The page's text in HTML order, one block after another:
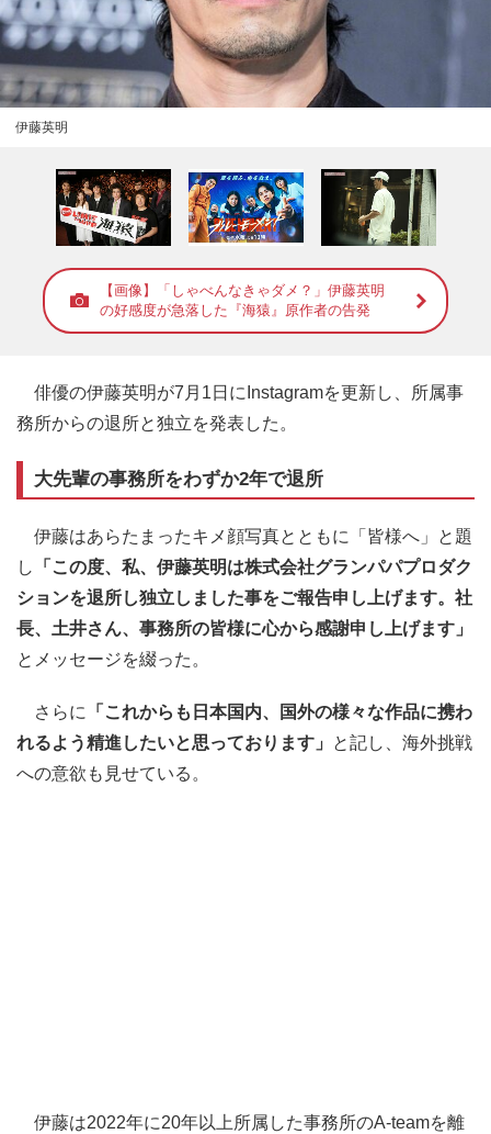
伊藤英明
【画像】「しゃべんなきゃダメ？」伊藤英明
の好感度が急落した『海猿』原作者の告発
俳優の伊藤英明が7月1日にInstagramを更新し、所属事
務所からの退所と独立を発表した。
大先輩の事務所をわずか2年で退所
伊藤はあらたまったキメ顔写真とともに「皆様へ」と題
し
「この度、私、伊藤英明は株式会社グランパパプロダク
ションを退所し独立しました事をご報告申し上げます。社
長、土井さん、事務所の皆様に心から感謝申し上げます」
とメッセージを綴った。
さらに 「これからも日本国内、国外の様々な作品に携わ
れるよう精進したいと思っております」
と記し、海外挑戦
への意欲も見せている。
伊藤は2022年に20年以上所属した事務所のA-teamを離